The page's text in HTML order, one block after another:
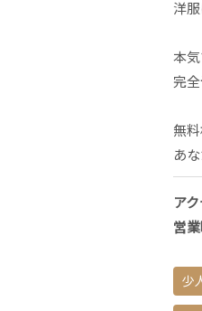
洋
本
完
無
あ
ア
営
少